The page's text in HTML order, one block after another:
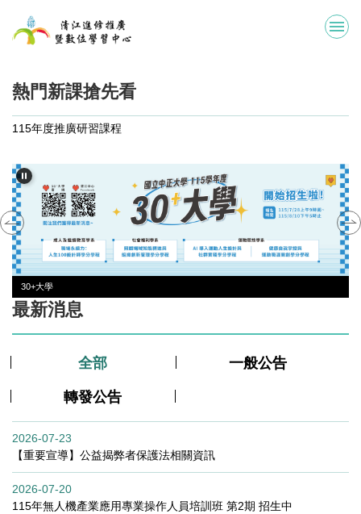
到
內
容
區
熱門新課搶先看
115年度推廣研習課程
30+大學
最新消息
全部 一般公告
轉發公告
2026-07-23
【重要宣導】公益揭弊者保護法相關資訊
2026-07-20
115年無人機產業應用專業操作人員培訓班 第2期 招生中